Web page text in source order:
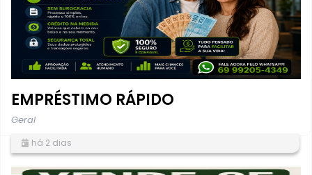
EMPRÉSTIMO RÁPIDO
Geral
há 2 dias